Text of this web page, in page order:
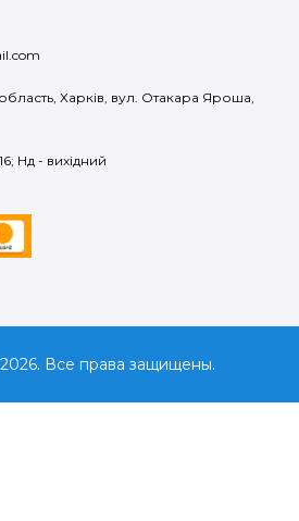
Харків, вул. Отакара Яроша,
Нд - вихідний
Все права защищены.